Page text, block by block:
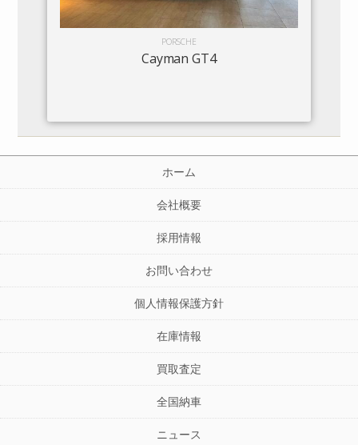
PORSCHE
Cayman GT4
ホーム
会社概要
採用情報
お問い合わせ
個人情報保護方針
在庫情報
買取査定
全国納車
ニュース